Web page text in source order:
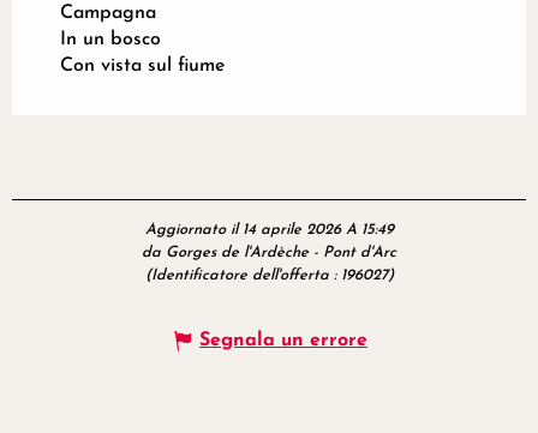
Campagna
In un bosco
Con vista sul fiume
Aggiornato il 14 aprile 2026 A 15:49
da Gorges de l'Ardèche - Pont d'Arc
(Identificatore dell'offerta : 196027)
Segnala un errore